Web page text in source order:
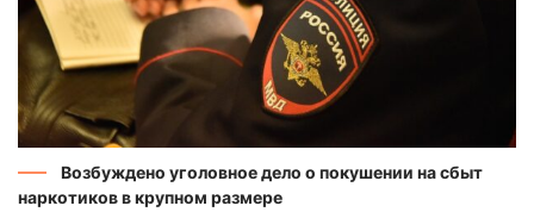
Возбуждено уголовное дело о покушении на сбыт
наркотиков в крупном размере